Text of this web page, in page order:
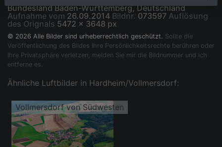
Bundesland Baden-Württemberg, Deutschland
Aufnahme vom 26.09.2014 Bildnr. 073597 Auflösung
des Orignals 5472 x 3648 px
© 2026 Alle Bilder sind urheberrechtlich geschützt. Sollte die
Veröffentlichung des Bildes Ihre Persönlichkeitsrechte berühren oder
Ihre Privatsphäre verletzen, melden Sie mir die Bildnummer und ich
entferne es.
Ähnliche Luftbilder in Hardheim/Vollmersdorf:
Vollmersdorf von Südwesten